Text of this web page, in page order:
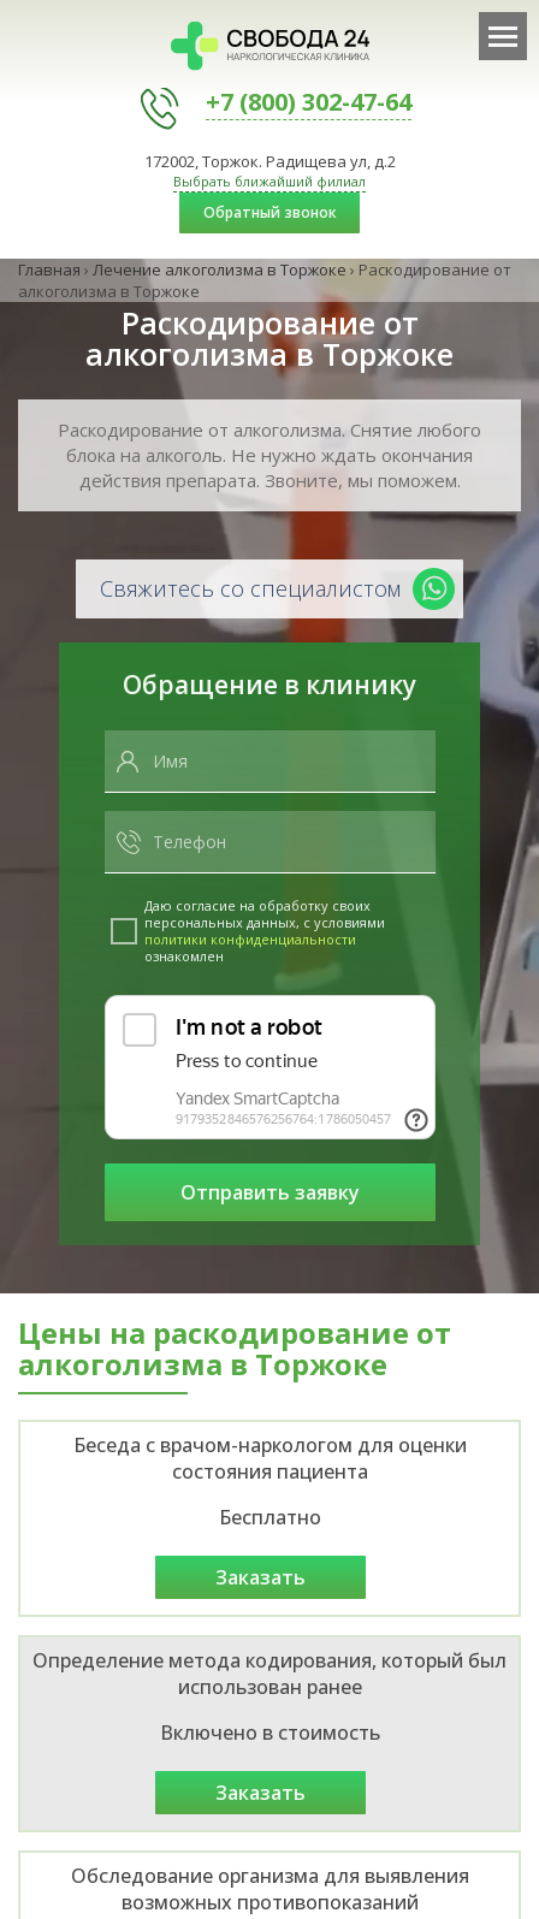
+7 (800) 302-47-64
172002, Торжок. Радищева ул, д.2
Выбрать ближайший филиал
Обратный звонок
Главная › Лечение алкоголизма в Торжоке › Раскодирование от
алкоголизма в Торжоке
Раскодирование от
алкоголизма в Торжоке
Раскодирование от алкоголизма. Снятие любого
блока на алкоголь. Не нужно ждать окончания
действия препарата. Звоните, мы поможем.
Свяжитесь со специалистом
Обращение в клинику
Даю согласие на обработку своих
персональных данных, с условиями
политики конфиденциальности
ознакомлен
Цены на раскодирование от
алкоголизма в Торжоке
Беседа с врачом-наркологом для оценки
состояния пациента
Бесплатно
заказать
Определение метода кодирования, который был
использован ранее
Включено в стоимость
заказать
Обследование организма для выявления
возможных противопоказаний